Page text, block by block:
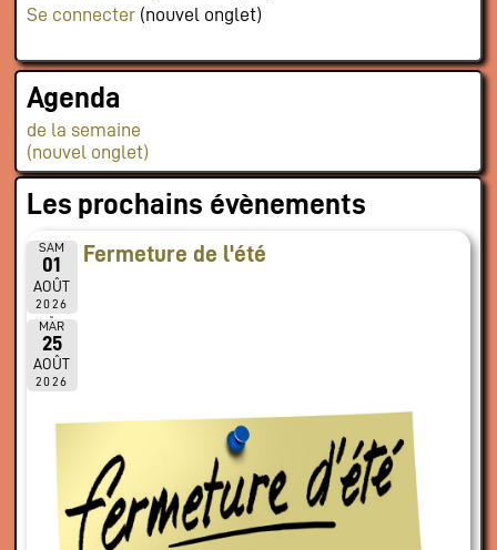
Se connecter(nouvel onglet)
Agenda
de la semaine
(nouvel onglet)
Les prochains évènements
SAM
01
AOÛT
2026
MAR
25
AOÛT
2026
Fermeture de l'été